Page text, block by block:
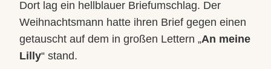
Dort lag ein hellblauer Briefumschlag. Der
Weihnachtsmann hatte ihren Brief gegen einen
getauscht auf dem in großen Lettern „An meine
Lilly“ stand.